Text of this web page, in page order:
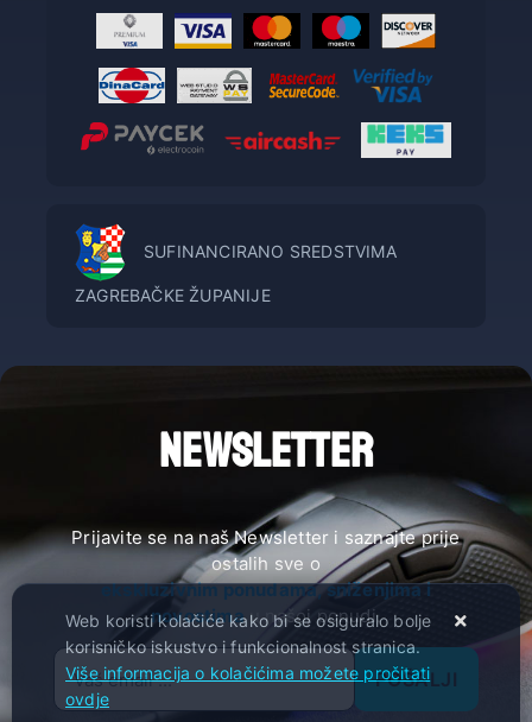
SUFINANCIRANO SREDSTVIMA
ZAGREBAČKE ŽUPANIJE
NEWSLETTER
Prijavite se na naš Newsletter i saznajte prije
ostalih sve o
ekskluzivnim ponudama, sniženjima i
novostimau našoj ponudi.
POŠALJI
Web koristi kolačiće kako bi se osiguralo bolje
korisničko iskustvo i funkcionalnost stranica.
Više informacija o kolačićima možete pročitati
ovdje